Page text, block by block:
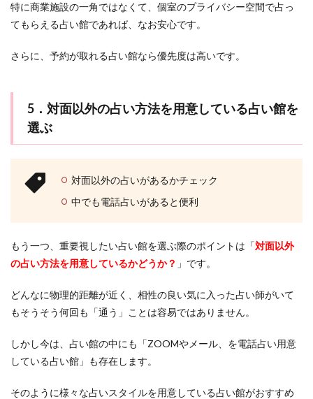
特に商業施設の一角ではなくて、個室のプライバシー空間で占っ
てもらえる占い館であれば、なお安心です。
さらに、予約が取れる占い館なら優先度は高いです。
5．対面以外の占い方法を用意している占い館を
選ぶ
対面以外の占いがあるかチェック
中でも電話占いがあると便利
もう一つ、重要視したい占い館を選ぶ際のポイントは「対面以外
の占い方法を用意しているかどうか？ 」です。
どんなに物理的距離が近く、相性の良い気に入った占い師がいて
もそうそう何回も「通う」ことは容易ではありません。
しかし今は、占い館の中にも「ZOOMやメール、を電話占い用意
している占い館」も存在します。
そのように様々な占いスタイルを用意している占い館がおすすめ